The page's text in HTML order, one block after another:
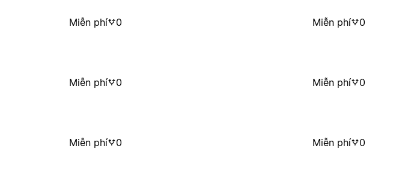
Miễn phí 0 Miễn phí 0
Miễn phí 0 Miễn phí 0
Miễn phí 0 Miễn phí 0